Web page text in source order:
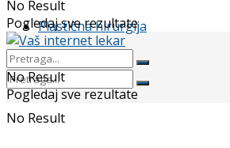
Plastična hirurgija
No Result
No Result
Pogledaj sve rezultate
No Result
Pogledaj sve rezultate